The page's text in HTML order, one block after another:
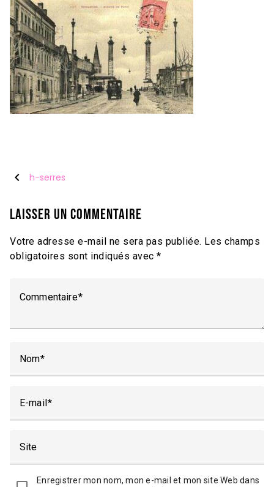
chevron_left h-serres
Laisser un commentaire
Votre adresse e-mail ne sera pas publiée. Les champs
obligatoires sont indiqués avec *
Commentaire
Nom
E-mail
Site
Enregistrer mon nom, mon e-mail et mon site Web dans